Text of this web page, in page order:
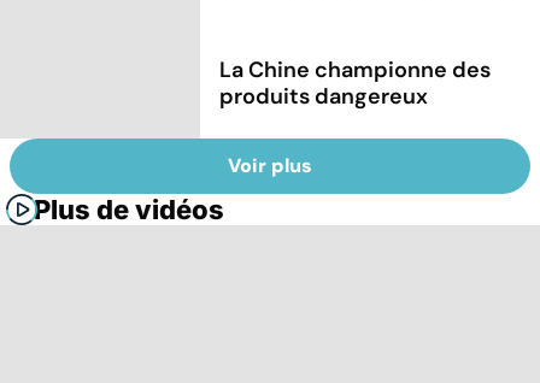
La Chine championne des
produits dangereux
Voir plus
Plus de vidéos